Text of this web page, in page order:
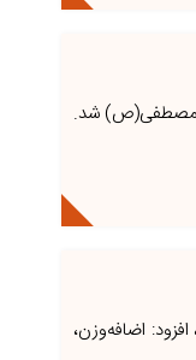
پزشکی هاروارد، در سال ۲۰۲۵ برگزیده جایزه مصطفی(ص) شد.
اضافه‌وزن،